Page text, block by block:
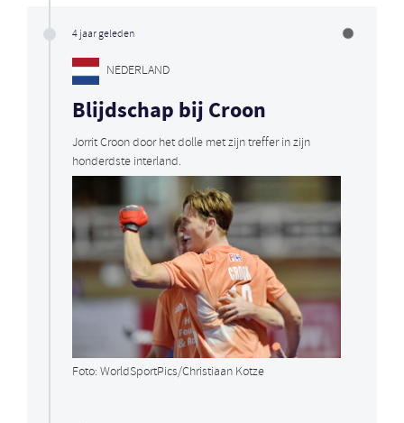
4 jaar geleden
NEDERLAND
Blijdschap bij Croon
Jorrit Croon door het dolle met zijn treffer in zijn
honderdste interland.
Foto: WorldSportPics/Christiaan Kotze